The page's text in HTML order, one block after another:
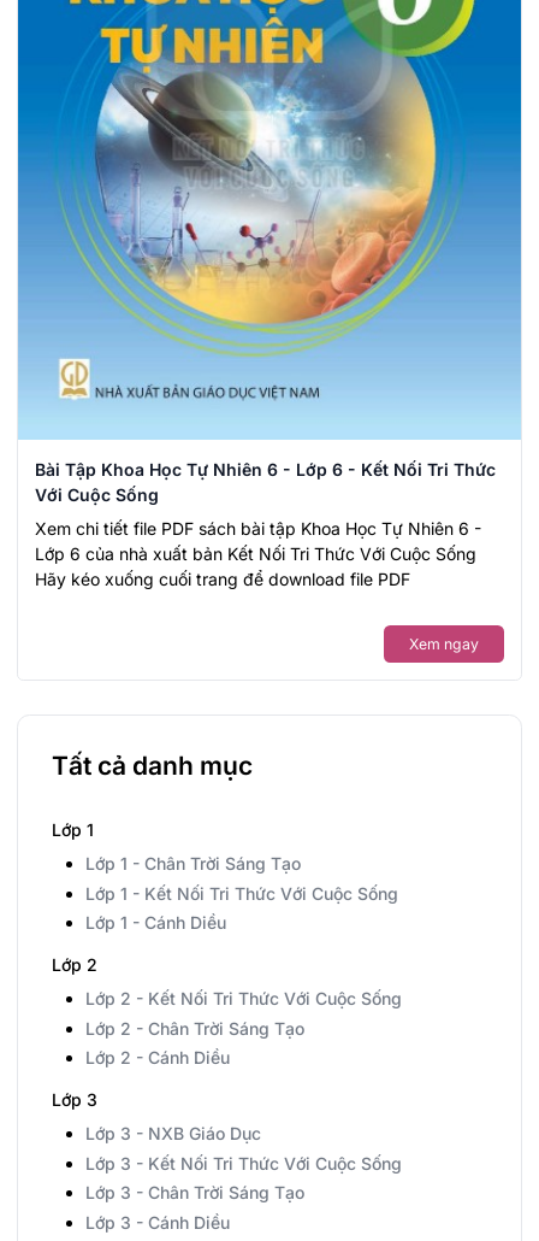
Bài Tập Khoa Học Tự Nhiên 6 - Lớp 6 - Kết Nối Tri Thức
Với Cuộc Sống
Xem chi tiết file PDF sách bài tập Khoa Học Tự Nhiên 6 -
Lớp 6 của nhà xuất bản Kết Nối Tri Thức Với Cuộc Sống
Hãy kéo xuống cuối trang để download file PDF
Xem ngay
Tất cả danh mục
Lớp 1
Lớp 1 - Chân Trời Sáng Tạo
Lớp 1 - Kết Nối Tri Thức Với Cuộc Sống
Lớp 1 - Cánh Diều
Lớp 2
Lớp 2 - Kết Nối Tri Thức Với Cuộc Sống
Lớp 2 - Chân Trời Sáng Tạo
Lớp 2 - Cánh Diều
Lớp 3
Lớp 3 - NXB Giáo Dục
Lớp 3 - Kết Nối Tri Thức Với Cuộc Sống
Lớp 3 - Chân Trời Sáng Tạo
Lớp 3 - Cánh Diều